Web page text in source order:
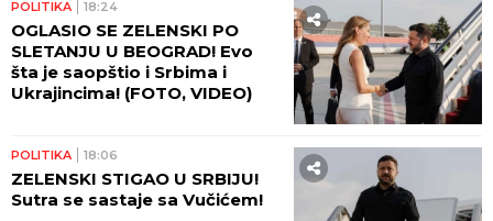
POLITIKA 18:24
OGLASIO SE ZELENSKI PO
SLETANJU U BEOGRAD! Evo
šta je saopštio i Srbima i
Ukrajincima! (FOTO, VIDEO)
POLITIKA 18:06
ZELENSKI STIGAO U SRBIJU!
Sutra se sastaje sa Vučićem!